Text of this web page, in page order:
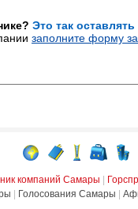
Это так
заполните форму
компаний Самары
Голосования Самары